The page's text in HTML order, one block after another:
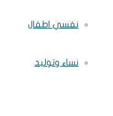
نفسي اطفال
نساء وتوليد